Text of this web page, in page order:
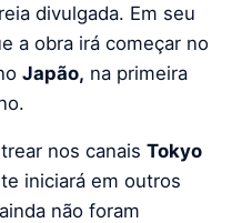
divulgada. Em seu
a obra irá começar no
Japão, na primeira
nos canais Tokyo
iniciará em outros
não foram